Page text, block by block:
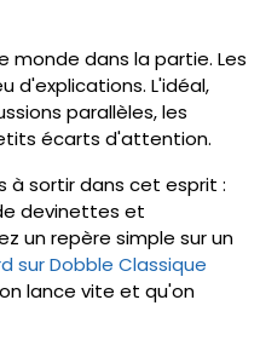
monde dans la partie. Les
d'explications. L'idéal,
parallèles, les
écarts d'attention.
à sortir dans cet esprit :
devinettes et
un repère simple sur un
sur Dobble Classique
lance vite et qu'on